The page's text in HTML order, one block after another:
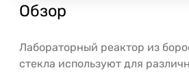
Обзор
Лабораторный реактор из
стекла используют для